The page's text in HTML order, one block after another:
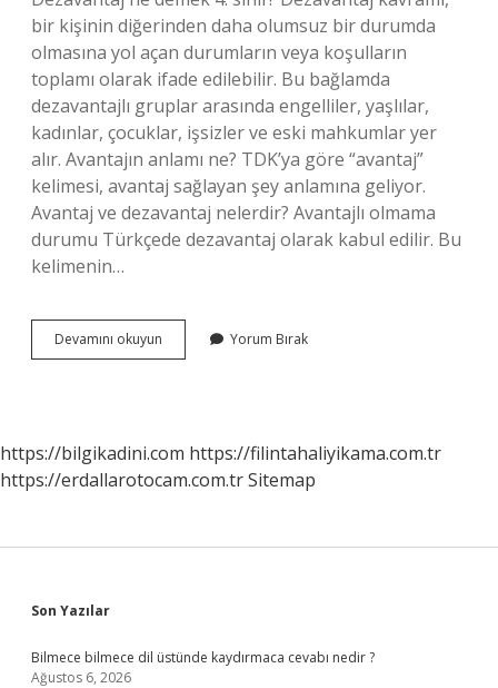
bir kişinin diğerinden daha olumsuz bir durumda
olmasına yol açan durumların veya koşulların
toplamı olarak ifade edilebilir. Bu bağlamda
dezavantajlı gruplar arasında engelliler, yaşlılar,
kadınlar, çocuklar, işsizler ve eski mahkumlar yer
alır. Avantajın anlamı ne? TDK’ya göre “avantaj”
kelimesi, avantaj sağlayan şey anlamına geliyor.
Avantaj ve dezavantaj nelerdir? Avantajlı olmama
durumu Türkçede dezavantaj olarak kabul edilir. Bu
kelimenin…
Devamını okuyun
Ve
Yorum Bırak
https://bilgikadini.com https://filintahaliyikama.com.tr
https://erdallarotocam.com.trSitemap
Sidebar
Son Yazılar
Bilmece bilmece dil üstünde kaydırmaca cevabı nedir ?
Ağustos 6, 2026